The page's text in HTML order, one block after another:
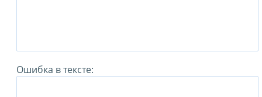
Ошибка в тексте: